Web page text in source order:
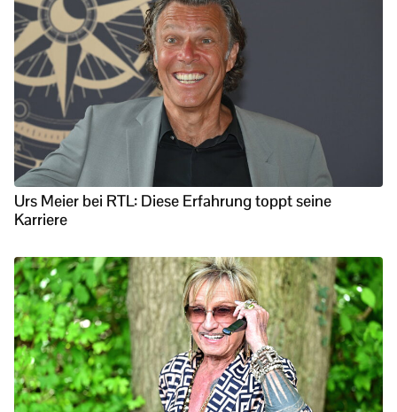
Urs Meier bei RTL: Diese Erfahrung toppt seine
Karriere